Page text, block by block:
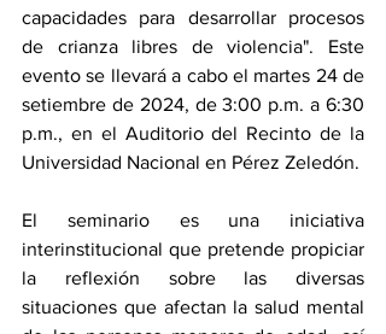
capacidades para desarrollar procesos
de crianza libres de violencia". Este
evento se llevará a cabo el martes 24 de
setiembre de 2024, de 3:00 p.m. a 6:30
p.m., en el Auditorio del Recinto de la
Universidad Nacional en Pérez Zeledón.
El seminario es una iniciativa
interinstitucional que pretende propiciar
la reflexión sobre las diversas
situaciones que afectan la salud mental